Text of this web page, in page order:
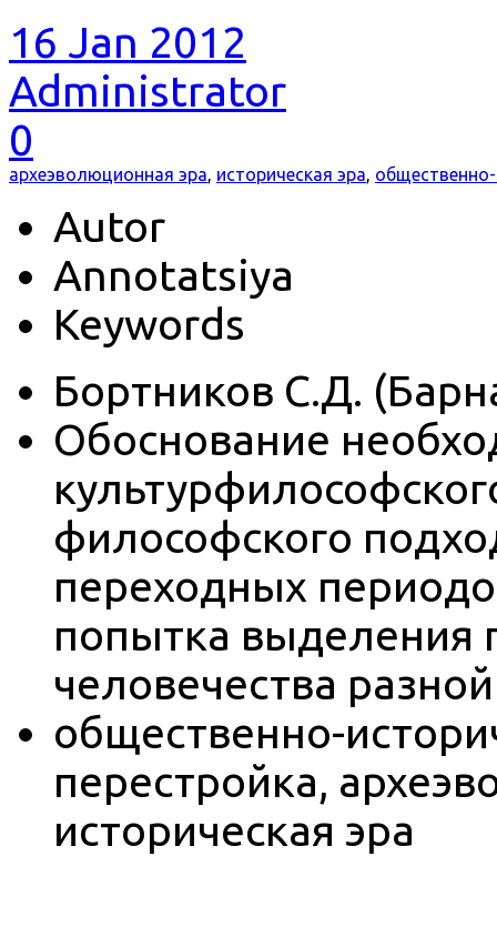
16 Jan 2012
Administrator
0
археэволюционная эра, историческая эра,
Autor
Annotatsiya
Keywords
Бортников С.Д.
Обоснование
философского
переходных
попытка выделения
человечества
общественно-
перестройка,
историческая эра